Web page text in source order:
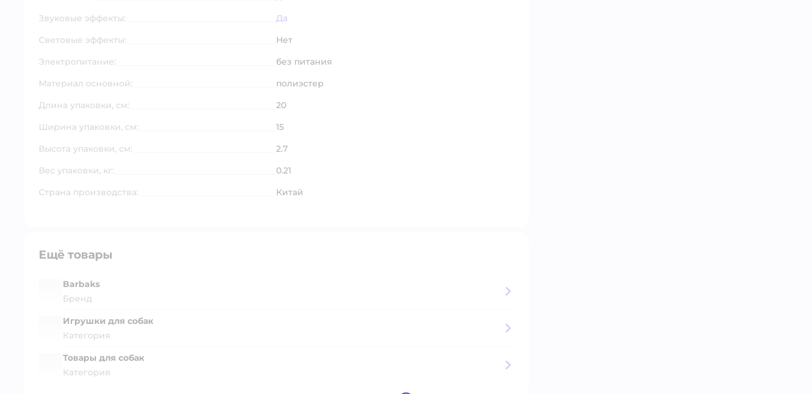
Звуковые эффекты:
Да
Световые эффекты:
Нет
Электропитание:
без питания
Материал основной:
полиэстер
Длина упаковки, см:
20
Ширина упаковки, см:
15
Высота упаковки, см:
2.7
Вес упаковки, кг:
0.21
Страна производства:
Китай
Ещё товары
Barbaks
Бренд
Игрушки для собак
Категория
Товары для собак
Категория